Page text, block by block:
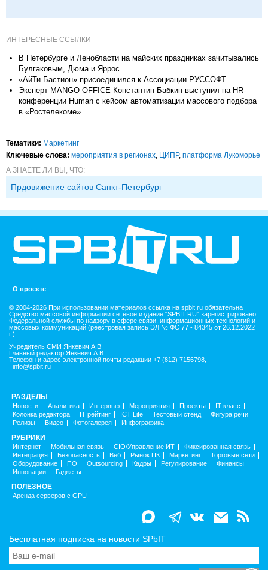
ИНТЕРЕСНЫЕ ССЫЛКИ
В Петербурге и Ленобласти на майских праздниках зачитывались
Булгаковым, Дюма и Яррос
«АйТи Бастион» присоединился к Ассоциации РУССОФТ
Эксперт MANGO OFFICE Константин Бабкин выступил на HR-
конференции Human с кейсом автоматизации массового подбора
в «Ростелекоме»
Тематики: Маркетинг
Ключевые слова: мероприятия в регионах ЦИПР, платформа Лукоморье
А ЗНАЕТЕ ЛИ ВЫ, ЧТО:
Прдовижение сайтов Санкт-Петербург
О проекте
© 2004-2026 При использовании материалов ссылка на spbit.ru обязательна
Средство массовой информации сетевое издание "SPBIT.RU" зарегистрировано
Федеральной службы по надзору в сфере связи, информационных технологий и
массовых коммуникаций (реестровая запись ЭЛ № ФС 77 - 84345 от 26.12.2022
г.).
Учредитель СМИ Янкевич А.В
Главный редактор Янкевич А.В
Телефон и адрес электронной почты редакции +7 (812) 7156798,
info@spbit.ru
РАЗДЕЛЫ
Новости Аналитика Интервью Мероприятия Проекты
IT класс
Колонка редактора
IT рейтинг ICT Life Тестовый стенд
Фигура речи
Релизы
Видео Фотогалерея Инфографика
РУБРИКИ
Интернет Мобильная связь CIO/Управление ИТ
Фиксированная связь
Интеграция
Безопасность Веб Рынок ПК Маркетинг
Торговые сети
Оборудование
ПО Outsourcing Кадры Регулирование
Финансы
Инновации
Гаджеты
ПОЛЕЗНОЕ
Аренда серверов с GPU
Бесплатная подписка на новости SPbIT